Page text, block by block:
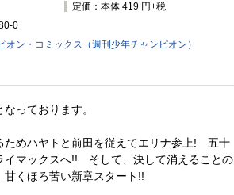
定価：本体 419 円+税
0
オン・コミックス（週刊少年チャンピオン）
っております。
ためハヤトと前田を従えてエリナ参上! 五十
イマックスへ!! そして、決して消えることの
くほろ苦い新章スタート!!